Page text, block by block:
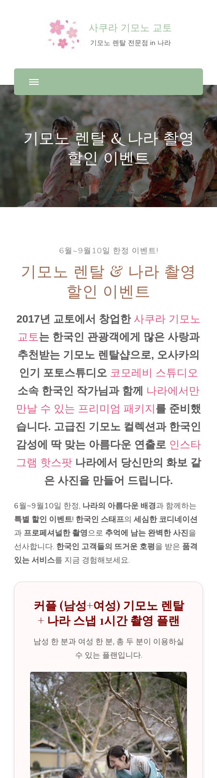
사쿠라 기모노 교토
기모노 렌탈 전문점 in 나라
기모노 렌탈 & 나라 촬영
할인 이벤트
6월~9월10일 한정 이벤트!
기모노 렌탈 & 나라 촬영
할인 이벤트
2017년 교토에서 창업한 사쿠라 기모노
교토는 한국인 관광객에게 많은 사랑과
추천받는 기모노 렌탈샵으로, 오사카의
인기 포토스튜디오 코모레비 스튜디오
소속 한국인 작가님과 함께 나라에서만
만날 수 있는 프리미엄 패키지를 준비했
습니다. 고급진 기모노 컬렉션과 한국인
감성에 딱 맞는 아름다운 연출로 인스타
그램 핫스팟 나라에서 당신만의 화보 같
은 사진을 만들어 드립니다.
6월~9월10일 한정, 나라의 아름다운 배경과 함께하는
특별 할인 이벤트! 한국인 스태프의 세심한 코디네이션
과 프로페셔널한 촬영으로 추억에 남는 완벽한 사진을
선사합니다. 한국인 고객들의 뜨거운 호평을 받은 품격
있는 서비스를 지금 경험해보세요.
커플 (남성+여성) 기모노 렌탈
+ 나라 스냅 1시간 촬영 플랜
남성 한 분과 여성 한 분, 총 두 분이 이용하실
수 있는 플랜입니다.